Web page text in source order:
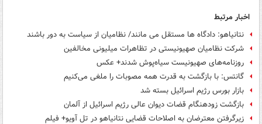
اخبار مرتبط
نتانیاهو: دادگاه ها مستقل می مانند/ نظامیان از سیاست به دور باشند
شرکت نظامیان صهیونیستی در تظاهرات‌ میلیونی مخالفین
روزنامه‌های صهیونیست سیاه‌پوش شدند+ عکس
گانتس: با بازگشت به قدرت همه مصوبات را ملغی می‌کنیم
بازار بورس رژیم اسرائیل بسته شد
بازگشت زودهنگام قضات دیوان عالی رژیم اسرائیل از آلمان
زیرگرفتن معترضان به اصلاحات قضایی نتانیاهو در تل آویو+ فیلم